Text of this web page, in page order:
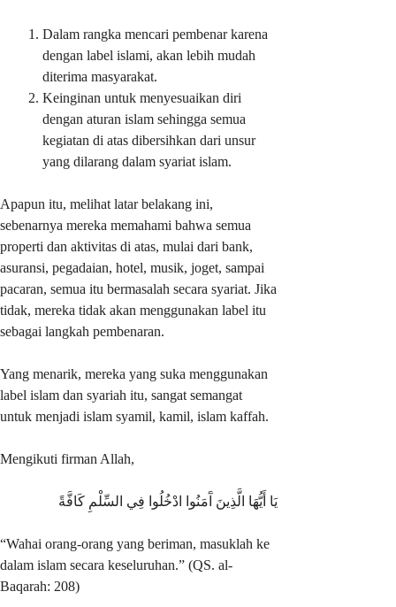
Dalam rangka mencari pembenar karena
dengan label islami, akan lebih mudah
diterima masyarakat.
Keinginan untuk menyesuaikan diri
dengan aturan islam sehingga semua
kegiatan di atas dibersihkan dari unsur
yang dilarang dalam syariat islam.
Apapun itu, melihat latar belakang ini,
sebenarnya mereka memahami bahwa semua
properti dan aktivitas di atas, mulai dari bank,
asuransi, pegadaian, hotel, musik, joget, sampai
pacaran, semua itu bermasalah secara syariat. Jika
tidak, mereka tidak akan menggunakan label itu
sebagai langkah pembenaran.
Yang menarik, mereka yang suka menggunakan
label islam dan syariah itu, sangat semangat
untuk menjadi islam syamil, kamil, islam kaffah.
Mengikuti firman Allah,
يَا أَيُّهَا الَّذِينَ آَمَنُوا ادْخُلُوا فِي السِّلْمِ كَافَّةً
“Wahai orang-orang yang beriman, masuklah ke
dalam islam secara keseluruhan.” (QS. al-
Baqarah: 208)